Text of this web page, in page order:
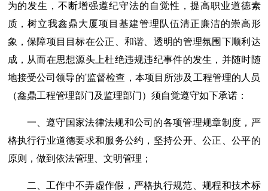
为的发生，不断增强遵纪守法的自觉性，提高职业道德素
质，树立我鑫鼎大厦项目基建管理队伍清正廉洁的崇高形
象，保障项目目标在公正、和谐、透明的管理氛围下顺利达
成，从而在思想源头上杜绝违规违纪事件的发生，并随时随
地接受公司领导的'监督检查，本项目所涉及工程管理的人员
（鑫鼎工程管理部门及监理部门）须自觉遵守如下承诺：
一、遵守国家法律法规和公司的各项管理规章制度，严
格执行行业道德要求和服务公约，坚持公开、公正、公平的
原则，做到依法管理、文明管理；
二、工作中不弄虚作假，严格执行规范、规程和技术标